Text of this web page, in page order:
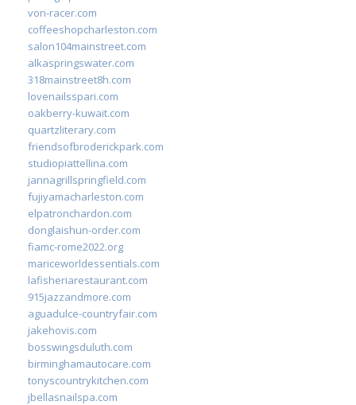
von-racer.com
coffeeshopcharleston.com
salon104mainstreet.com
alkaspringswater.com
318mainstreet8h.com
lovenailsspari.com
oakberry-kuwait.com
quartzliterary.com
friendsofbroderickpark.com
studiopiattellina.com
jannagrillspringfield.com
fujiyamacharleston.com
elpatronchardon.com
donglaishun-order.com
fiamc-rome2022.org
mariceworldessentials.com
lafisheriarestaurant.com
915jazzandmore.com
aguadulce-countryfair.com
jakehovis.com
bosswingsduluth.com
birminghamautocare.com
tonyscountrykitchen.com
jbellasnailspa.com